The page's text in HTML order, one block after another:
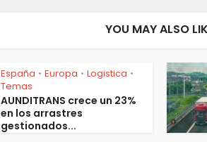
YOU MAY ALSO
España • Europa • Logistica •
Temas
AUNDITRANS crece un 23%
en los arrastres
gestionados...